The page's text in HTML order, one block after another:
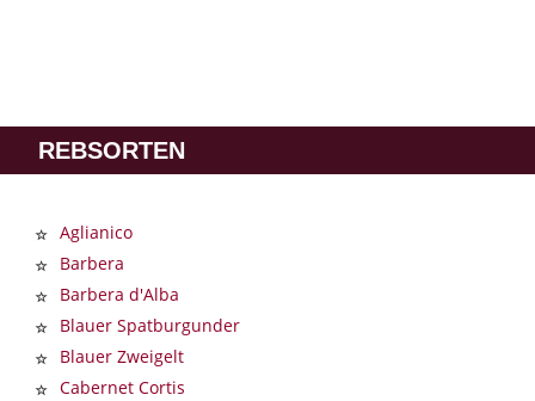
REBSORTEN
Aglianico
Barbera
Barbera d'Alba
Blauer Spatburgunder
Blauer Zweigelt
Cabernet Cortis